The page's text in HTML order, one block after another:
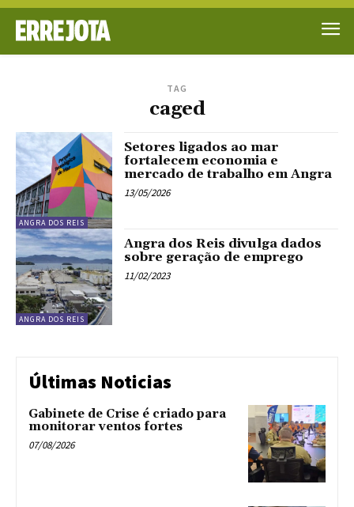
TAG
caged
ANGRA DOS REIS
Setores ligados ao mar
fortalecem economia e
mercado de trabalho em Angra
13/05/2026
ANGRA DOS REIS
Angra dos Reis divulga dados
sobre geração de emprego
11/02/2023
Últimas Noticias
Gabinete de Crise é criado para
monitorar ventos fortes
07/08/2026